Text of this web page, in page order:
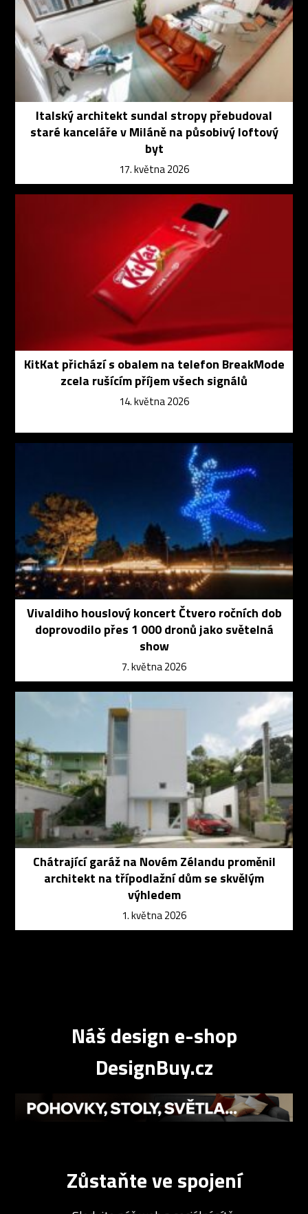
Italský architekt sundal stropy přebudoval
staré kanceláře v Miláně na působivý loftový
byt
17. května 2026
KitKat přichází s obalem na telefon BreakMode
zcela rušícím příjem všech signálů
14. května 2026
Vivaldiho houslový koncert Čtvero ročních dob
doprovodilo přes 1 000 dronů jako světelná
show
7. května 2026
Chátrající garáž na Novém Zélandu proměnil
architekt na třípodlažní dům se skvělým
výhledem
1. května 2026
Náš design e-shop
DesignBuy.cz
Zůstaňte ve spojení